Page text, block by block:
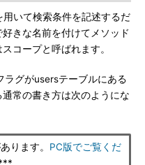
いて検索条件を記述するだ
きな名前を付けてメソッド
コープと呼ばれます。
グがusersテーブルにある
常の書き方は次のようにな
ります。 PC版でご覧くだ